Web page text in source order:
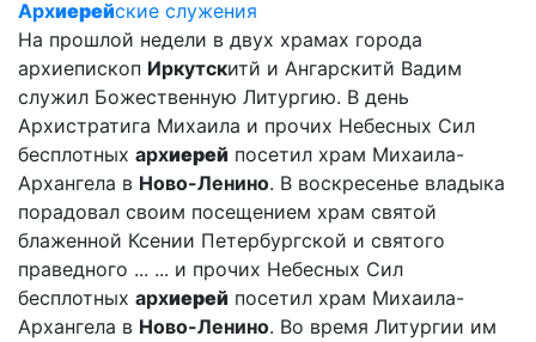
Архиерейские служения
На прошлой недели в двух храмах города
архиепископ Иркутскитй и Ангарскитй Вадим
служил Божественную Литургию. В день
Архистратига Михаила и прочих Небесных Сил
бесплотных архиерей посетил храм Михаила-
Архангела в Ново-Ленино. В воскресенье владыка
порадовал своим посещением храм святой
блаженной Ксении Петербургской и святого
праведного ... ... и прочих Небесных Сил
бесплотных архиерей посетил храм Михаила-
Архангела в Ново-Ленино. Во время Литургии им